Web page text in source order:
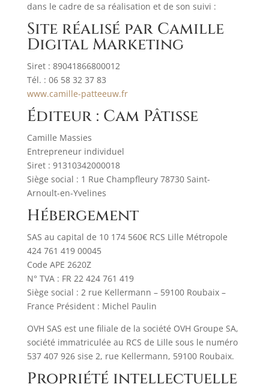
dans le cadre de sa réalisation et de son suivi :
Site réalisé par Camille
Digital Marketing
Siret : 89041866800012
Tél. : 06 58 32 37 83
www.camille-patteeuw.fr
Éditeur : Cam Pâtisse
Camille Massies
Entrepreneur individuel
Siret : 91310342000018
Siège social : 1 Rue Champfleury 78730 Saint-
Arnoult-en-Yvelines
Hébergement
SAS au capital de 10 174 560€ RCS Lille Métropole
424 761 419 00045
Code APE 2620Z
N° TVA : FR 22 424 761 419
Siège social : 2 rue Kellermann – 59100 Roubaix –
France Président : Michel Paulin
OVH SAS est une filiale de la société OVH Groupe SA,
société immatriculée au RCS de Lille sous le numéro
537 407 926 sise 2, rue Kellermann, 59100 Roubaix.
Propriété intellectuelle